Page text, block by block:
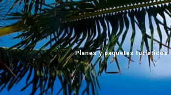
Planes y paquetes turisticos